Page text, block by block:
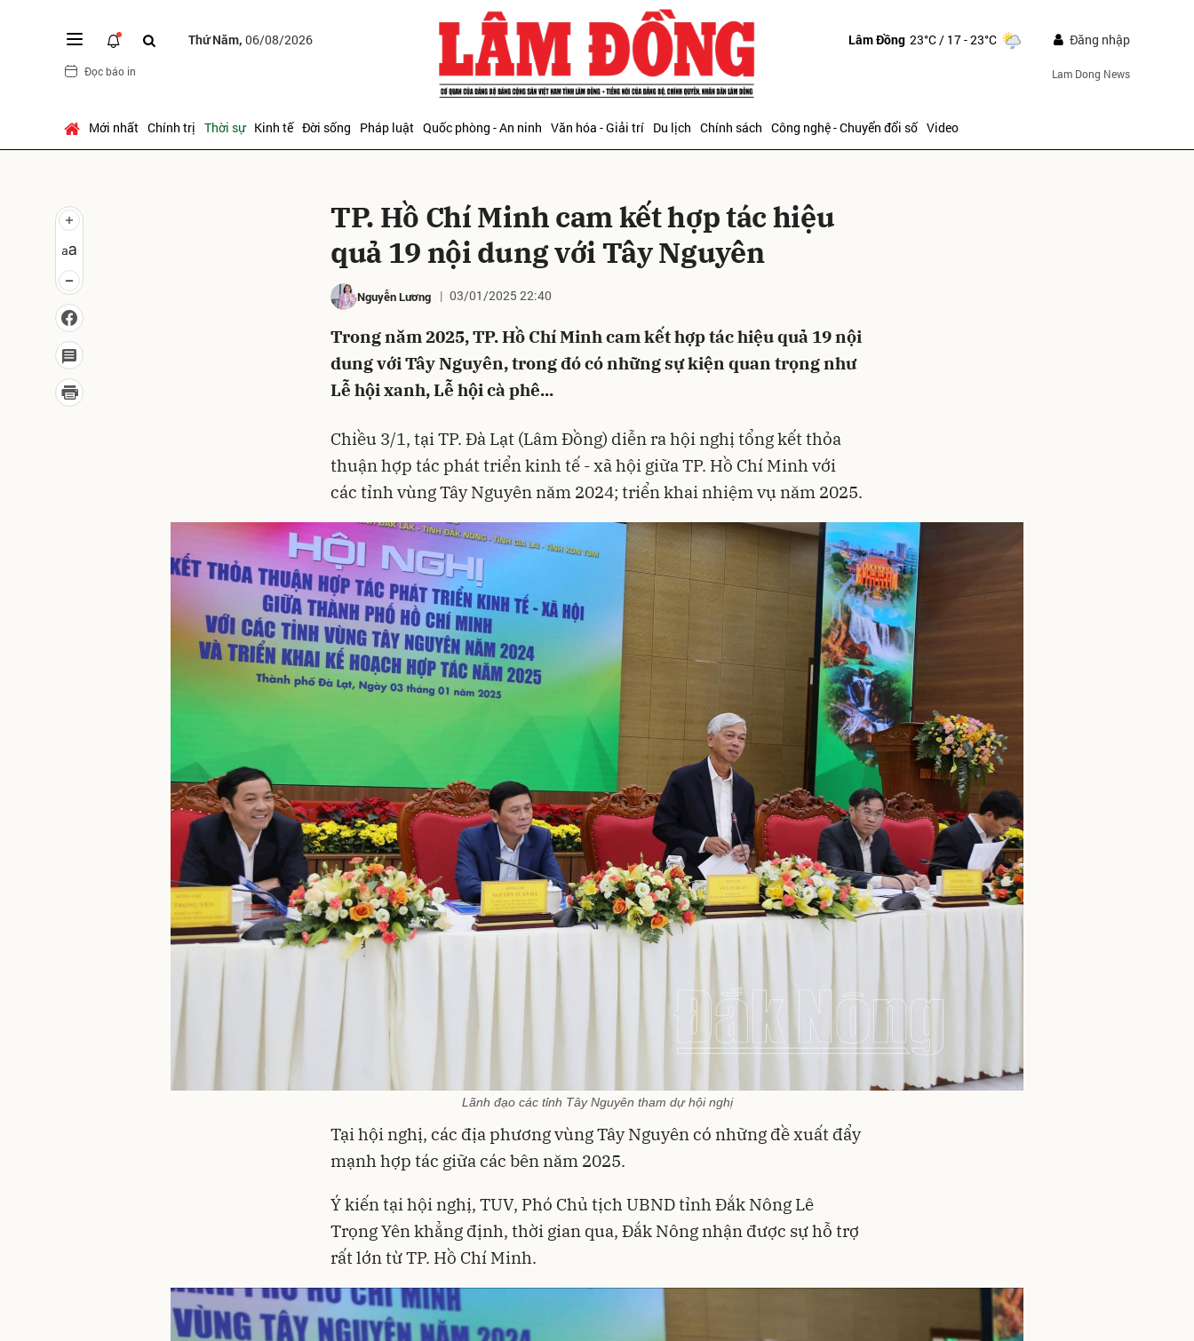
Thứ Năm, 06/08/2026
Đọc báo in
Lâm Đồng 23°C/ 17 - 23°C Đăng nhập
Lam Dong News
Mới nhất Chính trị Thời sự Kinh tế Đời sống Pháp luật Quốc phòng - An ninh Văn hóa - Giải trí Du lịch Chính sách Công nghệ - Chuyển đổi số Video
TP. Hồ Chí Minh cam kết hợp tác hiệu
quả 19 nội dung với Tây Nguyên
Nguyễn Lương 03/01/2025 22:40
Trong năm 2025, TP. Hồ Chí Minh cam kết hợp tác hiệu quả 19 nội
dung với Tây Nguyên, trong đó có những sự kiện quan trọng như
Lễ hội xanh, Lễ hội cà phê...
Chiều 3/1, tại TP. Đà Lạt (Lâm Đồng) diễn ra hội nghị tổng kết thỏa
thuận hợp tác phát triển kinh tế - xã hội giữa TP. Hồ Chí Minh với
các tỉnh vùng Tây Nguyên năm 2024; triển khai nhiệm vụ năm 2025.
Lãnh đạo các tỉnh Tây Nguyên tham dự hội nghị
Tại hội nghị, các địa phương vùng Tây Nguyên có những đề xuất đẩy
mạnh hợp tác giữa các bên năm 2025.
Ý kiến tại hội nghị, TUV, Phó Chủ tịch UBND tỉnh Đắk Nông Lê
Trọng Yên khẳng định, thời gian qua, Đắk Nông nhận được sự hỗ trợ
rất lớn từ TP. Hồ Chí Minh.
Gửi bình luận